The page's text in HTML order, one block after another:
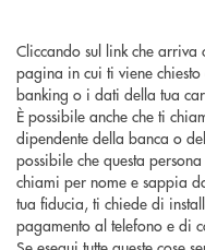
Cliccando sul link che arriva
pagina in cui ti viene
banking o i dati della tua
È possibile anche che ti
dipendente della banca o
possibile che questa
chiami per nome e sappia
tua fiducia, ti chiede di
pagamento al telefono e di